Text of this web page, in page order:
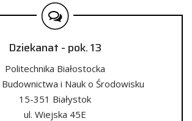
Dziekanat - pok. 13
Politechnika Białostocka
Budownictwa i Nauk o Środowisku
15-351 Białystok
ul. Wiejska 45E